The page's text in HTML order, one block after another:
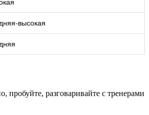
пробуйте, разговаривайте с тренерами